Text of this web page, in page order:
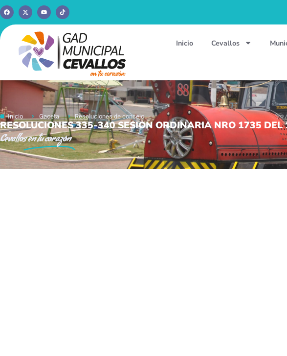
Inicio Cevallos
Inicio Gaceta Resoluciones de concejo
RESOLUCIONES 335-340 SESION ORDINARIA NRO 1735
Cevallosen tu corazón